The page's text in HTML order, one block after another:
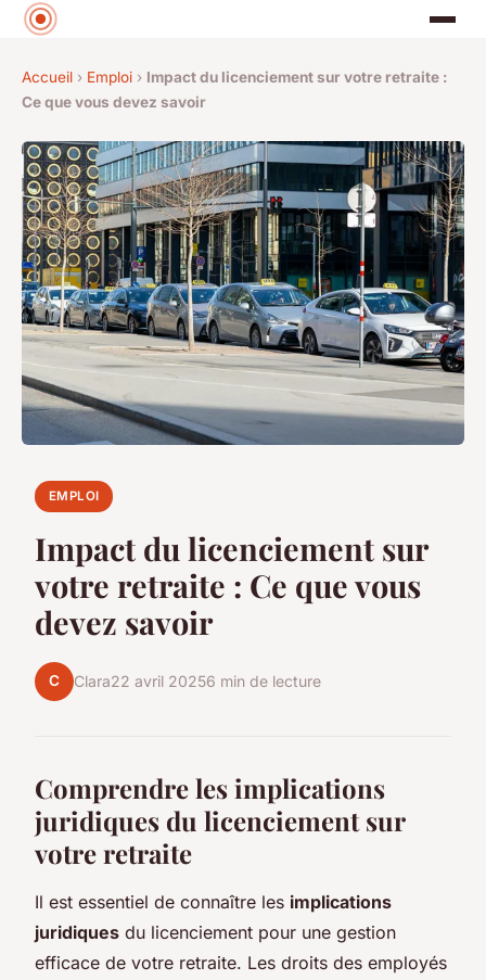
Accueil › Emploi › Impact du licenciement sur votre retraite :
Ce que vous devez savoir
EMPLOI
Impact du licenciement sur
votre retraite : Ce que vous
devez savoir
C Clara22 avril 20256 min de lecture
Comprendre les implications
juridiques du licenciement sur
votre retraite
Il est essentiel de connaître les implications
juridiques du licenciement pour une gestion
efficace de votre retraite. Les droits des employés